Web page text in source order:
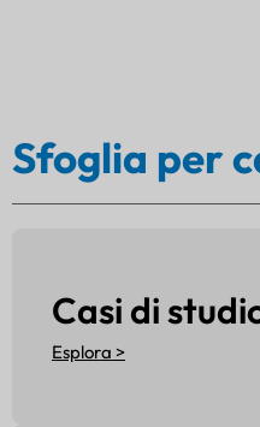
Sfoglia per
Casi di
Esplora >